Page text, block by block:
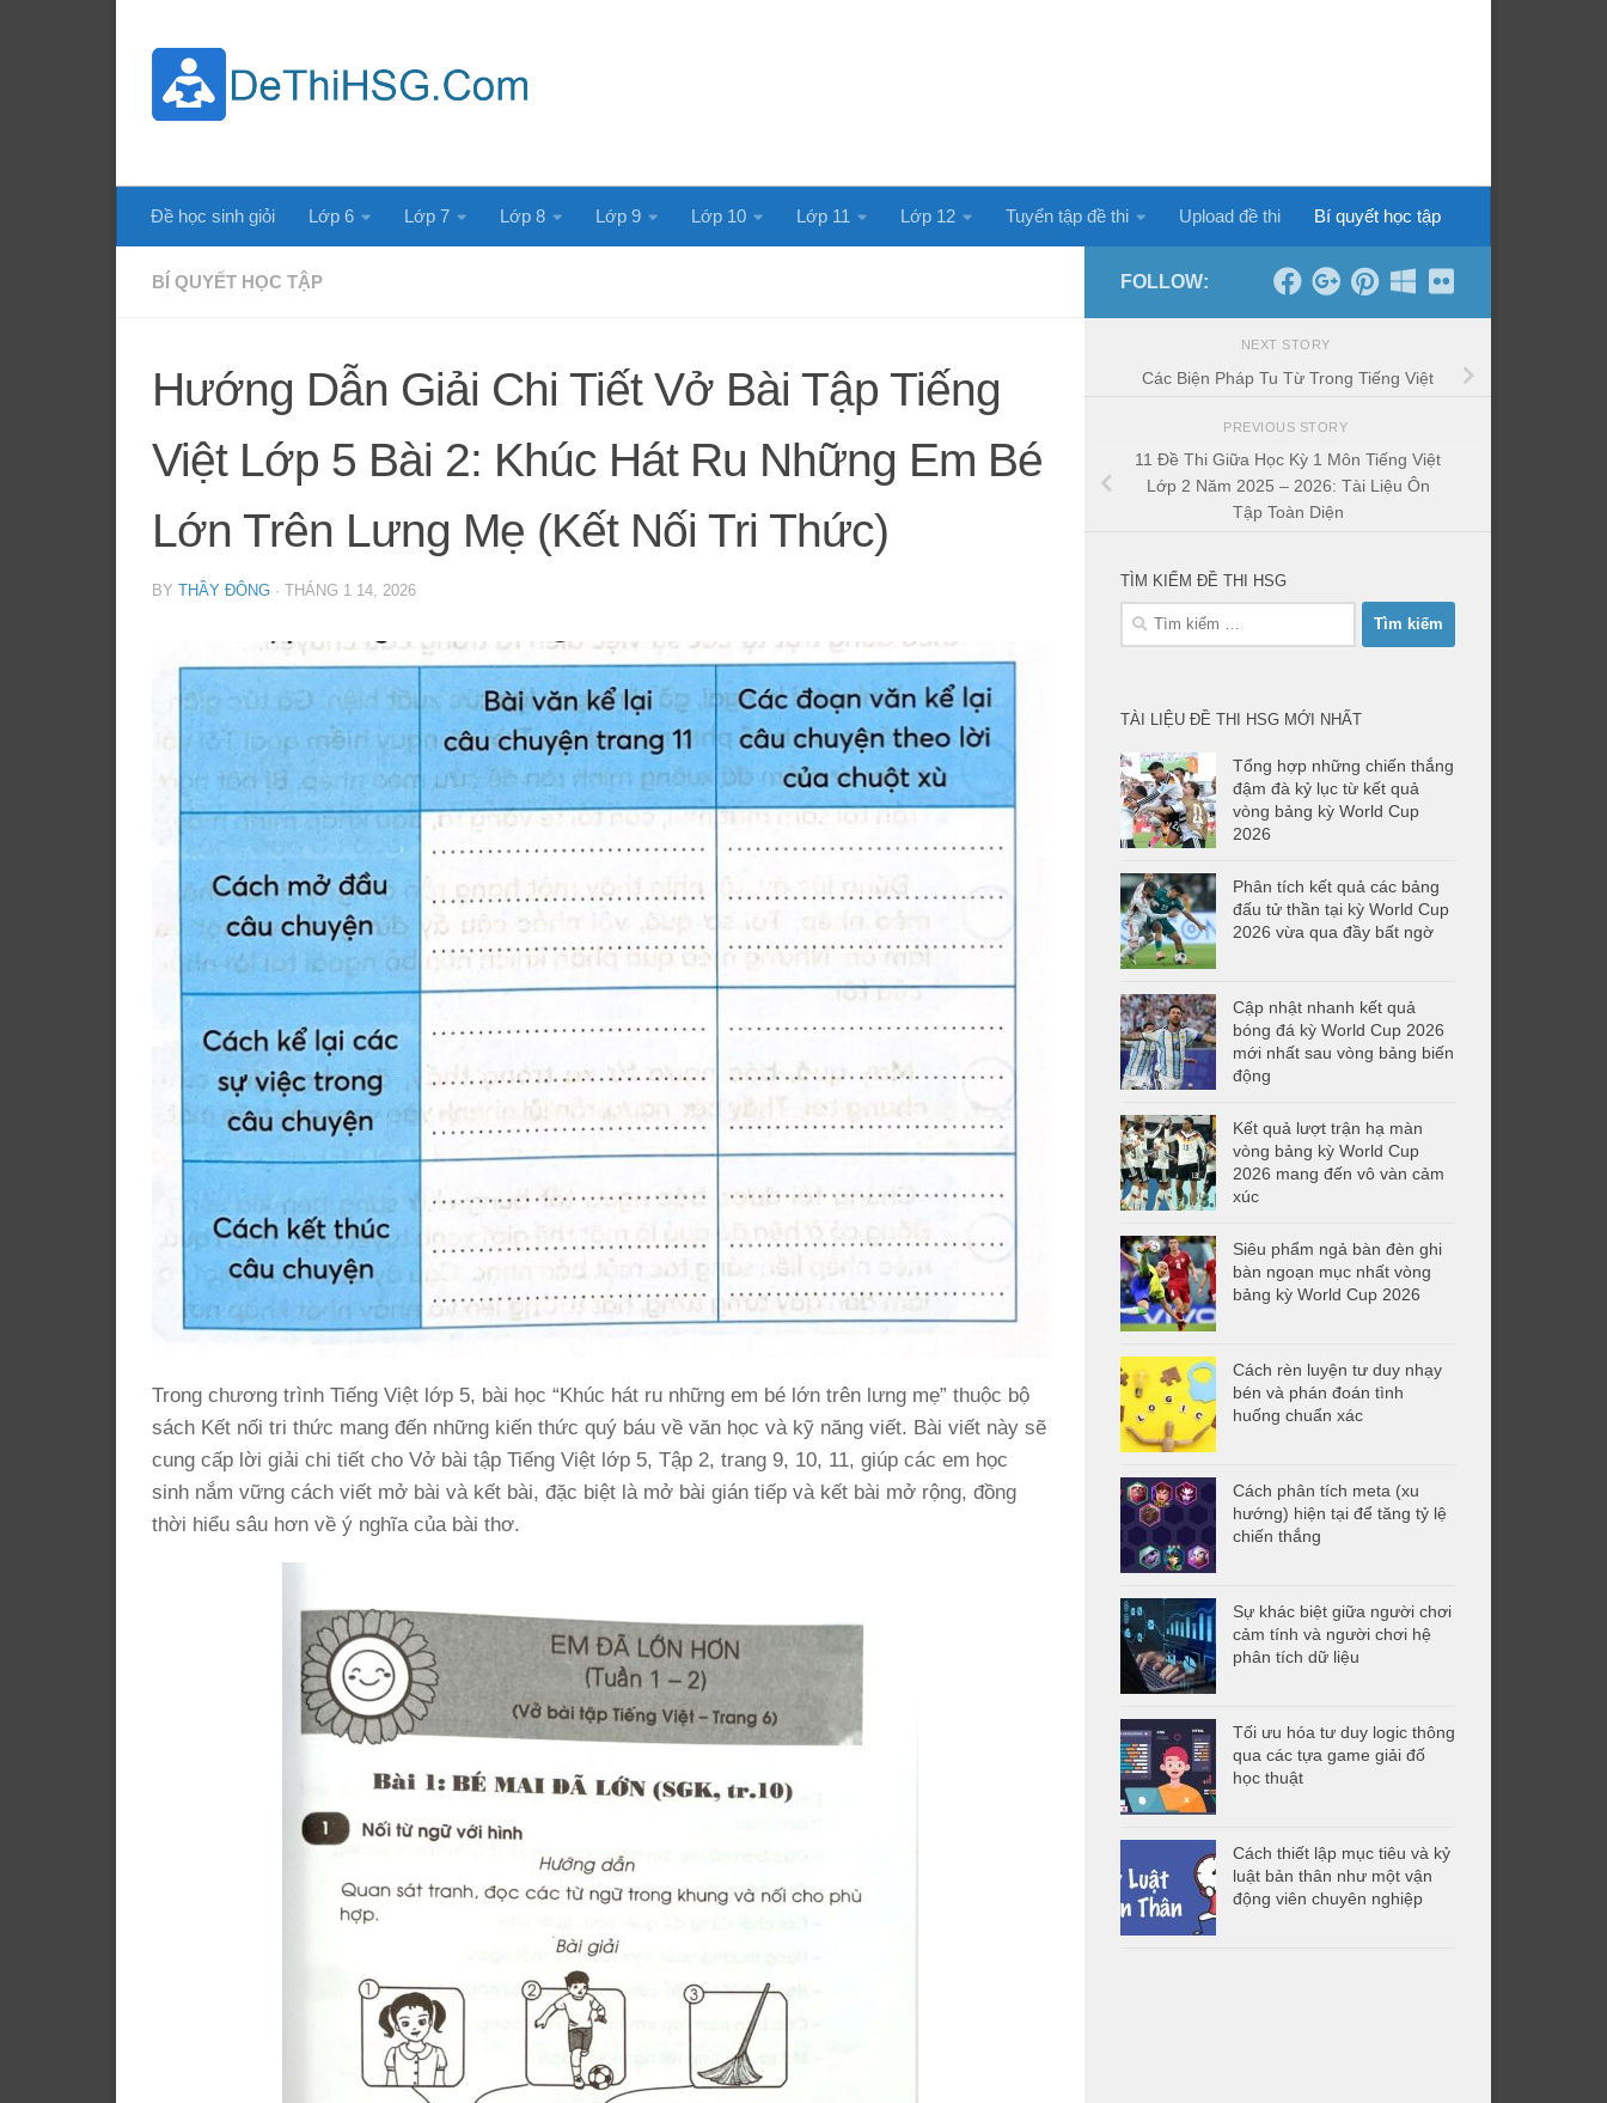
Đề học sinh giỏi Lớp 6 Lớp 7 Lớp 8 Lớp 9 Lớp 10 Lớp 11 Lớp 12 Tuyển tập đề thi Upload đề thi Bí quyết học tập
BÍ QUYẾT HỌC TẬP
Hướng Dẫn Giải Chi Tiết Vở Bài Tập Tiếng
Việt Lớp 5 Bài 2: Khúc Hát Ru Những Em Bé
Lớn Trên Lưng Mẹ (Kết Nối Tri Thức)
BY THẦY ĐÔNG · THÁNG 1 14, 2026
Trong chương trình Tiếng Việt lớp 5, bài học “Khúc hát ru những em bé lớn trên lưng mẹ” thuộc bộ
sách Kết nối tri thức mang đến những kiến thức quý báu về văn học và kỹ năng viết. Bài viết này sẽ
cung cấp lời giải chi tiết cho Vở bài tập Tiếng Việt lớp 5, Tập 2, trang 9, 10, 11, giúp các em học
sinh nắm vững cách viết mở bài và kết bài, đặc biệt là mở bài gián tiếp và kết bài mở rộng, đồng
thời hiểu sâu hơn về ý nghĩa của bài thơ.
FOLLOW:
NEXT STORY
Các Biện Pháp Tu Từ Trong Tiếng Việt
PREVIOUS STORY
11 Đề Thi Giữa Học Kỳ 1 Môn Tiếng Việt
Lớp 2 Năm 2025 – 2026: Tài Liệu Ôn
Tập Toàn Diện
TÌM KIẾM ĐỀ THI HSG
Tìm
TÀI LIỆU ĐỀ THI HSG MỚI NHẤT
Tổng hợp những chiến thắng
đậm đà kỷ lục từ kết quả
vòng bảng kỳ World Cup
2026
Phân tích kết quả các bảng
đấu tử thần tại kỳ World Cup
2026 vừa qua đầy bất ngờ
Cập nhật nhanh kết quả
bóng đá kỳ World Cup 2026
mới nhất sau vòng bảng biến
động
Kết quả lượt trận hạ màn
vòng bảng kỳ World Cup
2026 mang đến vô vàn cảm
xúc
Siêu phẩm ngả bàn đèn ghi
bàn ngoạn mục nhất vòng
bảng kỳ World Cup 2026
Cách rèn luyện tư duy nhạy
bén và phán đoán tình
huống chuẩn xác
Cách phân tích meta (xu
hướng) hiện tại để tăng tỷ lệ
chiến thắng
Sự khác biệt giữa người chơi
cảm tính và người chơi hệ
phân tích dữ liệu
Tối ưu hóa tư duy logic thông
qua các tựa game giải đố
học thuật
Cách thiết lập mục tiêu và kỷ
luật bản thân như một vận
động viên chuyên nghiệp